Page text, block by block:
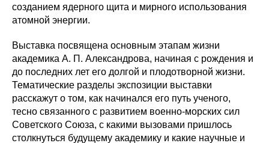
созданием ядерного щита и мирного использования
атомной энергии.
Выставка посвящена основным этапам жизни
академика А. П. Александрова, начиная с рождения и
до последних лет его долгой и плодотворной жизни.
Тематические разделы экспозиции выставки
расскажут о том, как начинался его путь ученого,
тесно связанного с развитием военно-морских сил
Советского Союза, с какими вызовами пришлось
столкнуться будущему академику и какие научные и